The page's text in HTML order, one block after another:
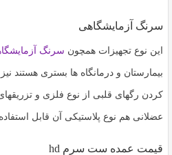
بگذارید.
کپی
لینک
سرنگ آزمایشگاهی
این نوع تجهیزات همچون سرنگ
بیمارستان و درمانگاه ها بستری هستند
کردن رگهای قلبی از نوع فلزی و
عضلانی هم نوع پلاستیکی آن قابل
قیمت عمده ست سرم hd